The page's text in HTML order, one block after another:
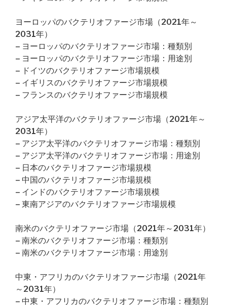
ヨーロッパのバクテリオファージ市場（2021年～
2031年）
– ヨーロッパのバクテリオファージ市場：種類別
– ヨーロッパのバクテリオファージ市場：用途別
– ドイツのバクテリオファージ市場規模
– イギリスのバクテリオファージ市場規模
– フランスのバクテリオファージ市場規模
アジア太平洋のバクテリオファージ市場（2021年～
2031年）
– アジア太平洋のバクテリオファージ市場：種類別
– アジア太平洋のバクテリオファージ市場：用途別
– 日本のバクテリオファージ市場規模
– 中国のバクテリオファージ市場規模
– インドのバクテリオファージ市場規模
– 東南アジアのバクテリオファージ市場規模
南米のバクテリオファージ市場（2021年～2031年）
– 南米のバクテリオファージ市場：種類別
– 南米のバクテリオファージ市場：用途別
中東・アフリカのバクテリオファージ市場（2021年
～2031年）
– 中東・アフリカのバクテリオファージ市場：種類別